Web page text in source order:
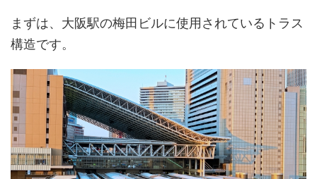
まずは、大阪駅の梅田ビルに使用されているトラス
構造です。